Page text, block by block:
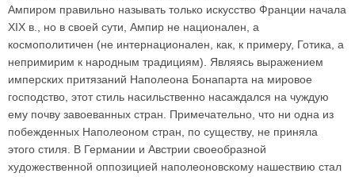
Ампиром правильно называть только искусство Франции начала
XIX в., но в своей сути, Ампир не национален, а
космополитичен (не интернационален, как, к примеру, Готика, а
непримирим к народным традициям). Являясь выражением
имперских притязаний Наполеона Бонапарта на мировое
господство, этот стиль насильственно насаждался на чуждую
ему почву завоеванных стран. Примечательно, что ни одна из
побежденных Наполеоном стран, по существу, не приняла
этого стиля. В Германии и Австрии своеобразной
художественной оппозицией наполеоновскому нашествию стал